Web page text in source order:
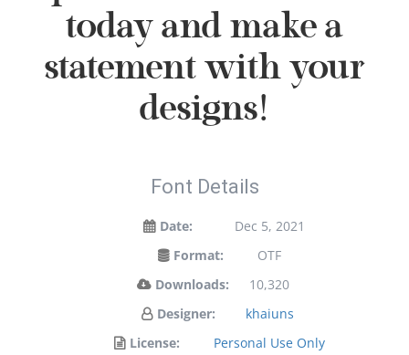
today and make a
statement with your
designs!
Font Details
Date:
Dec 5, 2021
Format:
OTF
Downloads:
10,320
Designer:
khaiuns
License:
Personal Use Only